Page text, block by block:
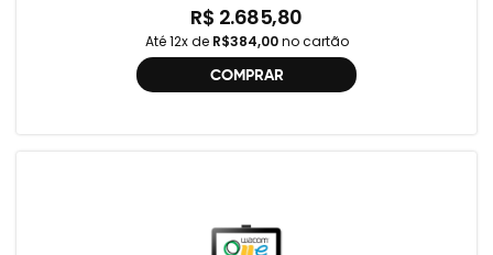
R$ 2.685,80
Até 12x de R$384,00no cartão
COMPRAR